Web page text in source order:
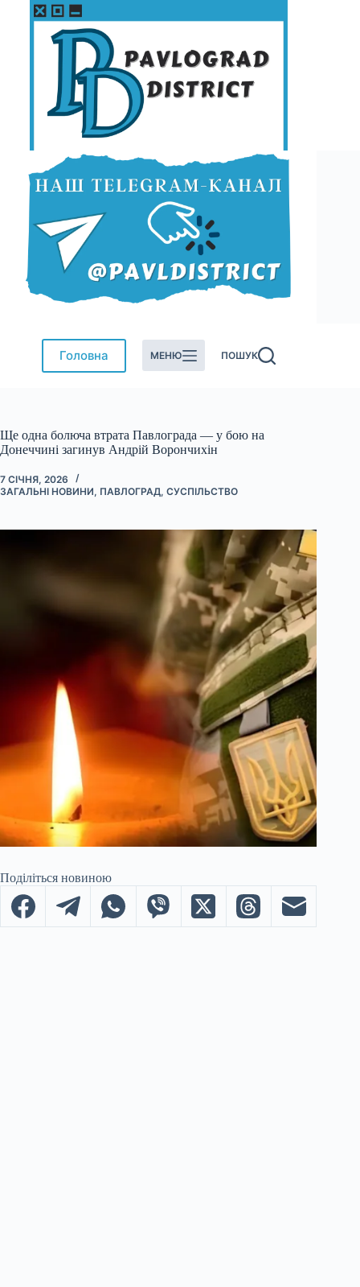
Перейти
Головна МЕНЮ ПОШУК
Ще одна болюча втрата Павлограда — у бою на
Донеччині загинув Андрій Ворончихін
7 СІЧНЯ, 2026
ЗАГАЛЬНІ НОВИНИ, ПАВЛОГРАД, СУСПІЛЬСТВО
Поділіться новиною